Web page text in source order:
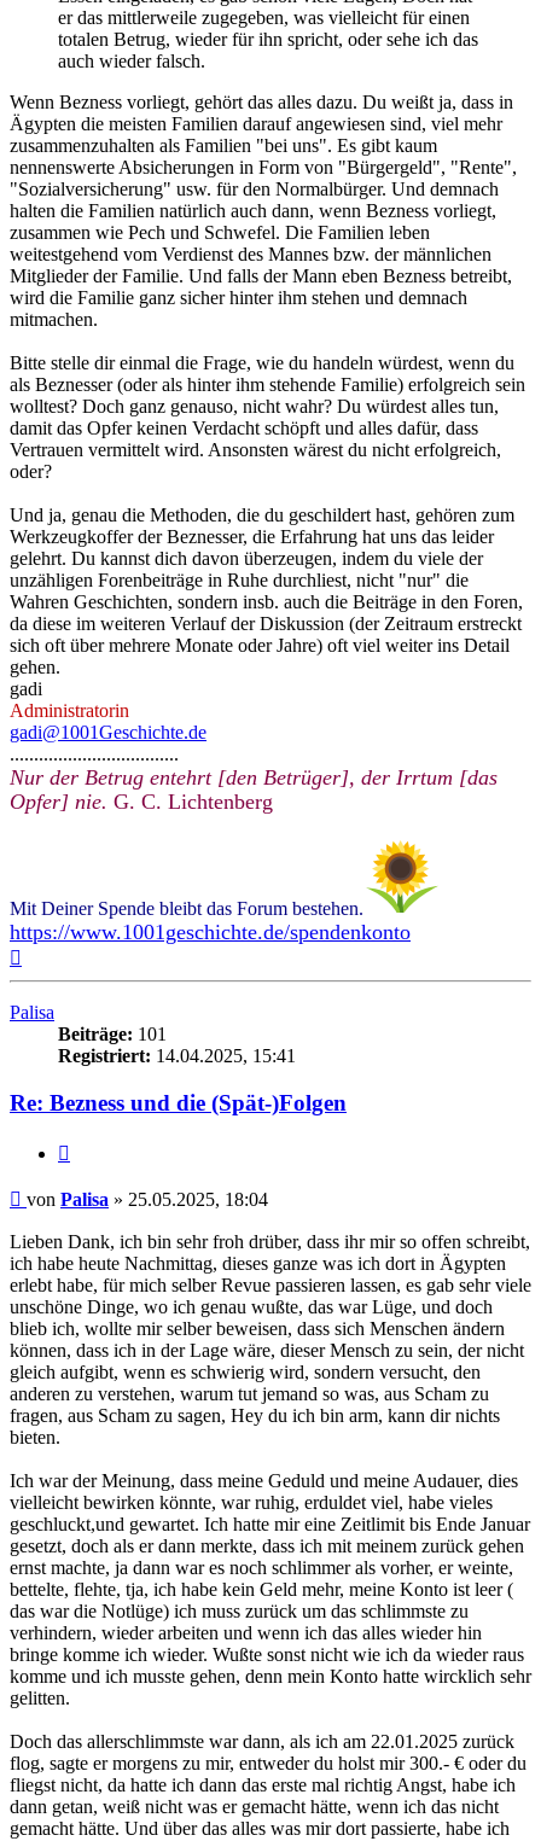
er das mittlerweile zugegeben, was vielleicht für einen
totalen Betrug, wieder für ihn spricht, oder sehe ich das
auch wieder falsch.
Wenn Bezness vorliegt, gehört das alles dazu. Du weißt ja, dass in
Ägypten die meisten Familien darauf angewiesen sind, viel mehr
zusammenzuhalten als Familien "bei uns". Es gibt kaum
nennenswerte Absicherungen in Form von "Bürgergeld", "Rente",
"Sozialversicherung" usw. für den Normalbürger. Und demnach
halten die Familien natürlich auch dann, wenn Bezness vorliegt,
zusammen wie Pech und Schwefel. Die Familien leben
weitestgehend vom Verdienst des Mannes bzw. der männlichen
Mitglieder der Familie. Und falls der Mann eben Bezness betreibt,
wird die Familie ganz sicher hinter ihm stehen und demnach
mitmachen.
Bitte stelle dir einmal die Frage, wie du handeln würdest, wenn du
als Beznesser (oder als hinter ihm stehende Familie) erfolgreich sein
wolltest? Doch ganz genauso, nicht wahr? Du würdest alles tun,
damit das Opfer keinen Verdacht schöpft und alles dafür, dass
Vertrauen vermittelt wird. Ansonsten wärest du nicht erfolgreich,
oder?
Und ja, genau die Methoden, die du geschildert hast, gehören zum
Werkzeugkoffer der Beznesser, die Erfahrung hat uns das leider
gelehrt. Du kannst dich davon überzeugen, indem du viele der
unzähligen Forenbeiträge in Ruhe durchliest, nicht "nur" die
Wahren Geschichten, sondern insb. auch die Beiträge in den Foren,
da diese im weiteren Verlauf der Diskussion (der Zeitraum erstreckt
sich oft über mehrere Monate oder Jahre) oft viel weiter ins Detail
gehen.
gadi
Administratorin
gadi@1001Geschichte.de
...................................
Nur der Betrug entehrt [den Betrüger], der Irrtum [das
Opfer] nie. G. C. Lichtenberg
Mit Deiner Spende bleibt das Forum bestehen.
https://www.1001geschichte.de/spendenkonto
Palisa
Beiträge: 101
Registriert: 14.04.2025, 15:41
Re: Bezness und die (Spät-)Folgen
Beitrag
von Palisa » 25.05.2025, 18:04
Lieben Dank, ich bin sehr froh drüber, dass ihr mir so offen schreibt,
ich habe heute Nachmittag, dieses ganze was ich dort in Ägypten
erlebt habe, für mich selber Revue passieren lassen, es gab sehr viele
unschöne Dinge, wo ich genau wußte, das war Lüge, und doch
blieb ich, wollte mir selber beweisen, dass sich Menschen ändern
können, dass ich in der Lage wäre, dieser Mensch zu sein, der nicht
gleich aufgibt, wenn es schwierig wird, sondern versucht, den
anderen zu verstehen, warum tut jemand so was, aus Scham zu
fragen, aus Scham zu sagen, Hey du ich bin arm, kann dir nichts
bieten.
Ich war der Meinung, dass meine Geduld und meine Audauer, dies
vielleicht bewirken könnte, war ruhig, erduldet viel, habe vieles
geschluckt,und gewartet. Ich hatte mir eine Zeitlimit bis Ende Januar
gesetzt, doch als er dann merkte, dass ich mit meinem zurück gehen
ernst machte, ja dann war es noch schlimmer als vorher, er weinte,
bettelte, flehte, tja, ich habe kein Geld mehr, meine Konto ist leer (
das war die Notlüge) ich muss zurück um das schlimmste zu
verhindern, wieder arbeiten und wenn ich das alles wieder hin
bringe komme ich wieder. Wußte sonst nicht wie ich da wieder raus
komme und ich musste gehen, denn mein Konto hatte wircklich sehr
gelitten.
Doch das allerschlimmste war dann, als ich am 22.01.2025 zurück
flog, sagte er morgens zu mir, entweder du holst mir 300.- € oder du
fliegst nicht, da hatte ich dann das erste mal richtig Angst, habe ich
dann getan, weiß nicht was er gemacht hätte, wenn ich das nicht
gemacht hätte. Und über das alles was mir dort passierte, habe ich